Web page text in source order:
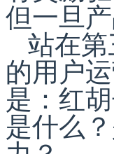
但一旦
站在
的用户
是：红
是什么